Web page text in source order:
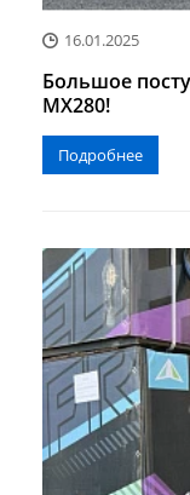
16.01.2025
Большое
MX280!
Подробнее